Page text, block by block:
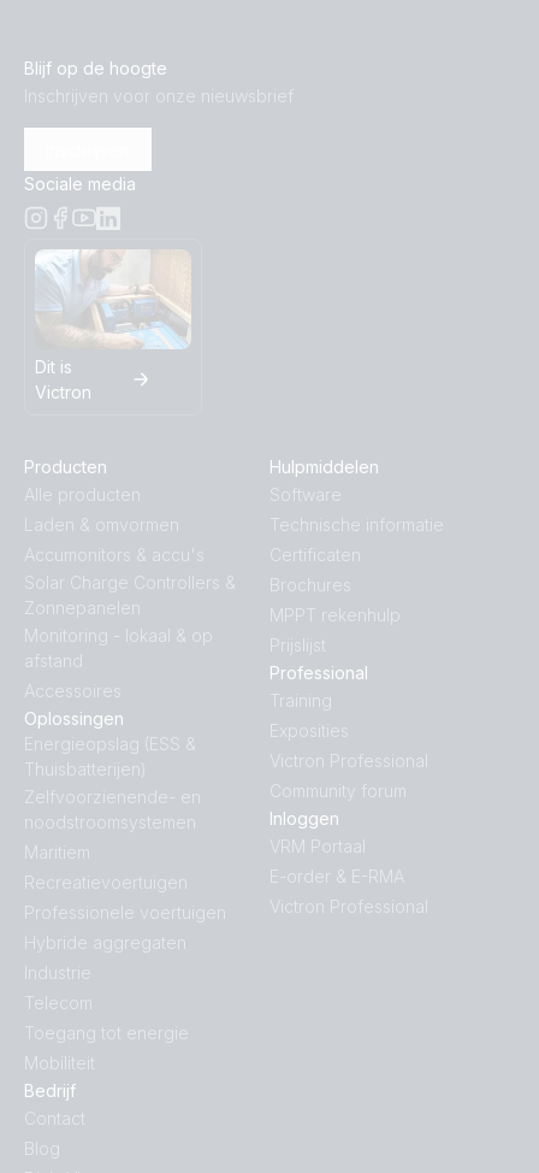
Blijf op de hoogte
Inschrijven voor onze nieuwsbrief
Sociale media
Dit is
Victron
Producten
Alle producten
Laden & omvormen
Accumonitors & accu's
Solar Charge Controllers &
Zonnepanelen
Monitoring - lokaal & op
afstand
Accessoires
Oplossingen
Energieopslag (ESS &
Thuisbatterijen)
Zelfvoorzienende- en
noodstroomsystemen
Maritiem
Recreatievoertuigen
Professionele voertuigen
Hybride aggregaten
Industrie
Telecom
Toegang tot energie
Mobiliteit
Bedrijf
Contact
Blog
Hulpmiddelen
Software
Technische informatie
Certificaten
Brochures
MPPT rekenhulp
Prijslijst
Professional
Training
Exposities
Victron Professional
Community forum
Inloggen
VRM Portaal
E-order & E-RMA
Victron Professional